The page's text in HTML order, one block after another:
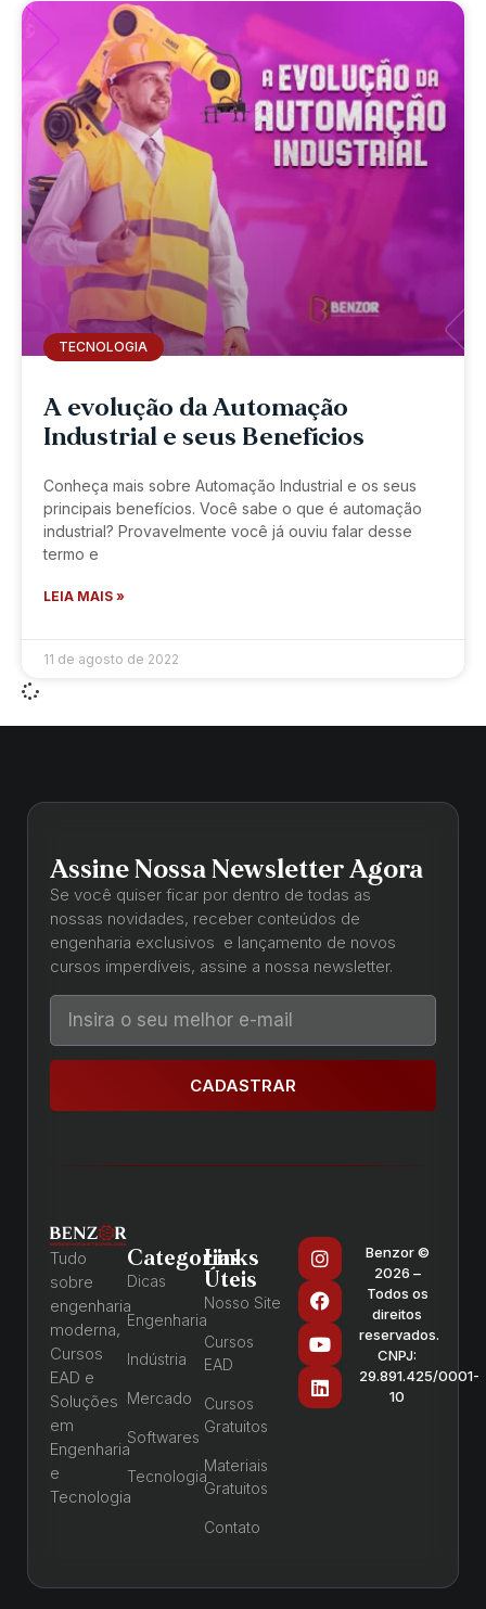
TECNOLOGIA
A evolução da Automação
Industrial e seus Benefícios
Conheça mais sobre Automação Industrial e os seus
principais benefícios. Você sabe o que é automação
industrial? Provavelmente você já ouviu falar desse
termo e
LEIA MAIS »
11 de agosto de 2022
Assine Nossa Newsletter Agora
Se você quiser ficar por dentro de todas as
nossas novidades, receber conteúdos de
engenharia exclusivos e lançamento de novos
cursos imperdíveis, assine a nossa newsletter.
CADASTRAR
Tudo
sobre
engenharia
moderna,
Cursos
EAD e
Soluções
em
Engenharia
e
Tecnologia
Categorias
Dicas
Engenharia
Indústria
Mercado
Softwares
Tecnologia
Links
Úteis
Nosso Site
Cursos
EAD
Cursos
Gratuitos
Materiais
Gratuitos
Contato
Benzor ©
2026 –
Todos os
direitos
reservados.
CNPJ:
29.891.425/0001-
10